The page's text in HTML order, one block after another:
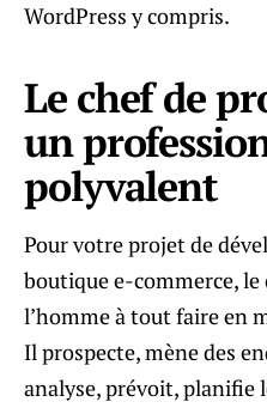
WordPress y compris.
Le chef de
un
polyvalent
Pour votre projet de
boutique e-commerce,
l’homme à tout faire en
Il prospecte, mène des
analyse, prévoit, planifie